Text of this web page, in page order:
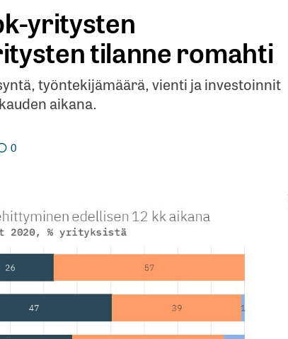
yritysten
tilanne romahti
työntekijämäärä, vienti ja investoinnit
aikana.
0